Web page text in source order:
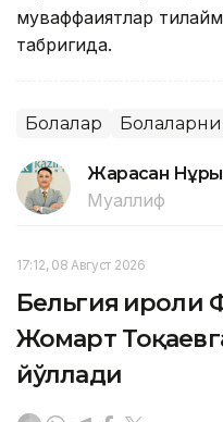
муваффақиятлар
табригида.
Болалар
Жарасқан
Муаллиф
17:12, 08 Август 2026
Бельгия Қироли
Жомарт
йўллади